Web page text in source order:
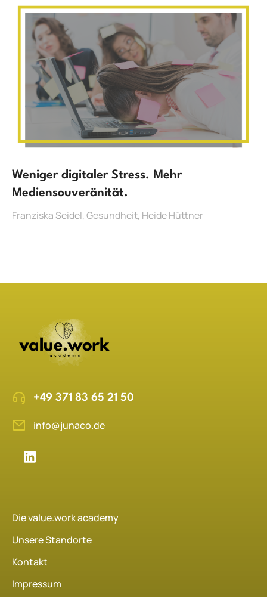
Weniger digitaler Stress. Mehr
Mediensouveränität.
Franziska Seidel,Gesundheit, Heide Hüttner
+49 371 83 65 21 50
info@junaco.de
Die value.work academy
Unsere Standorte
Kontakt
Impressum